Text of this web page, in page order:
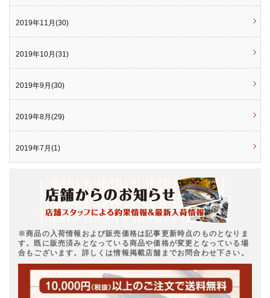
2019年11月(30)
2019年10月(31)
2019年9月(30)
2019年8月(29)
2019年7月(1)
※商品の入荷情報および販売価格は記事更新時点のものとなりま
す。既に販売済みとなっている商品や価格が変更となっている場
合もございます。詳しくは情報掲載店舗までお問合わせ下さい。